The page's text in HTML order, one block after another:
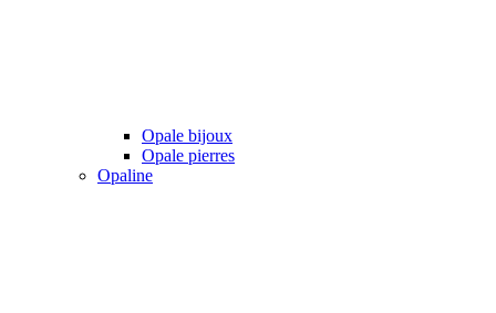
Opale bijoux
Opale pierres
Opaline